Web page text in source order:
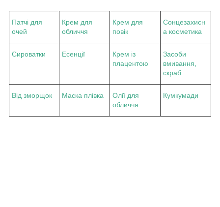
Патчі для
очей
Крем для
обличчя
Крем для
повік
Сонцезахисн
а косметика
Сироватки Есенції
Крем із
плацентою
Засоби
вмивання,
скраб
Від зморщок Маска плівка
Олії для
обличчя
Кумкумади